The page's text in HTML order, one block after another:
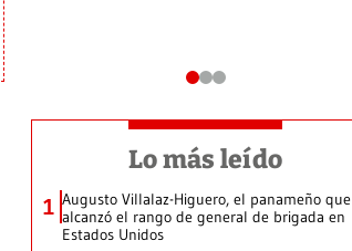
Lo más leído
1 Augusto Villalaz-Higuero, el panameño que
alcanzó el rango de general de brigada en
Estados Unidos